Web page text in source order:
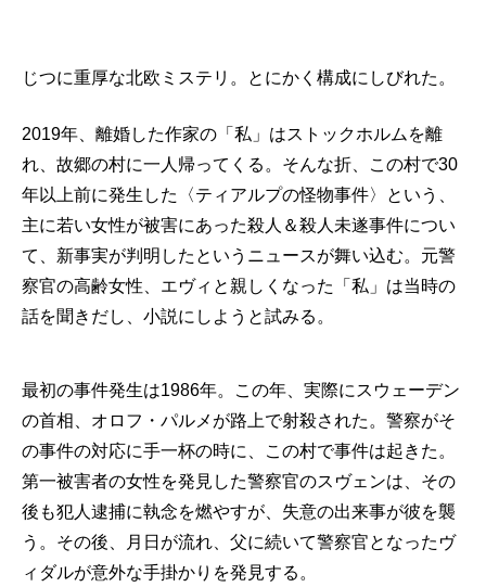
じつに重厚な北欧ミステリ。とにかく構成にしびれた。
2019年、離婚した作家の「私」はストックホルムを離
れ、故郷の村に一人帰ってくる。そんな折、この村で30
年以上前に発生した〈ティアルプの怪物事件〉という、
主に若い女性が被害にあった殺人＆殺人未遂事件につい
て、新事実が判明したというニュースが舞い込む。元警
察官の高齢女性、エヴィと親しくなった「私」は当時の
話を聞きだし、小説にしようと試みる。
最初の事件発生は1986年。この年、実際にスウェーデン
の首相、オロフ・パルメが路上で射殺された。警察がそ
の事件の対応に手一杯の時に、この村で事件は起きた。
第一被害者の女性を発見した警察官のスヴェンは、その
後も犯人逮捕に執念を燃やすが、失意の出来事が彼を襲
う。その後、月日が流れ、父に続いて警察官となったヴ
ィダルが意外な手掛かりを発見する。